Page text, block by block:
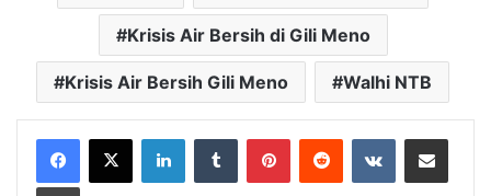
Krisis Air Bersih di Gili Meno
Krisis Air Bersih Gili Meno Walhi NTB
LinkedInTumblr PinterestReddit VKontakteBagikan Lewat Email
Cetak